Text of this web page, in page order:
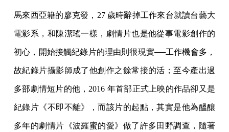
馬來西亞籍的廖克發，27 歲時辭掉工作來台就讀台藝大
電影系，和陳潔瑤一樣，劇情片也是他從事電影創作的
初心，開始接觸紀錄片的理由則很現實──工作機會多，
故紀錄片攝影師成了他創作之餘常接的活；至今產出過
多部劇情短片的他，2016 年首部正式上映的作品卻又是
紀錄片《不即不離》，而該片的起點，其實是他為醞釀
多年的劇情片《波羅蜜的愛》做了許多田野調查，隨著